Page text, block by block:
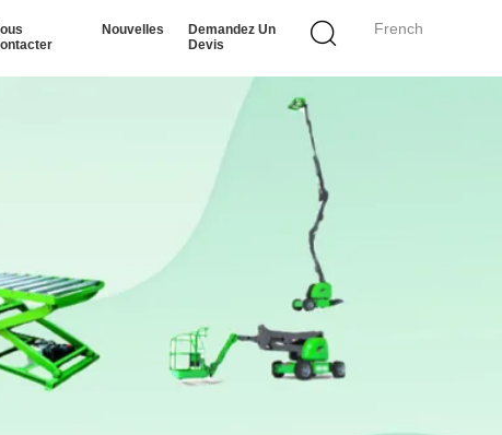
French
Nouvelles
Demandez Un
Devis